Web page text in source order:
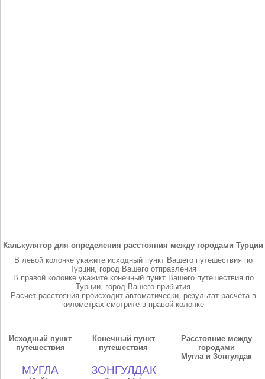
Калькулятор для определения расстояния между городами Турции
В левой колонке укажите исходный пункт Вашего путешествия по
Турции, город Вашего отправления
В правой колонке укажите конечный пункт Вашего путешествия по
Турции, город Вашего прибытия
Расчёт расстояния происходит автоматически, результат расчёта в
километрах смотрите в правой колонке
Исходный пункт
путешествия
МУГЛА
Конечный пункт
путешествия
ЗОНГУЛДАК
Расстояние между
городами
Мугла и Зонгулдак